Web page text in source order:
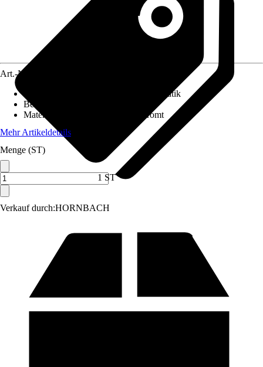
Verkauf durch:HORNBACH
Art.-Nr.
Ohne Absenkautomatik
Befestigungsart
Material Scharniere
Metall verchromt
Mehr Artikeldetails
Menge (ST)
1 ST